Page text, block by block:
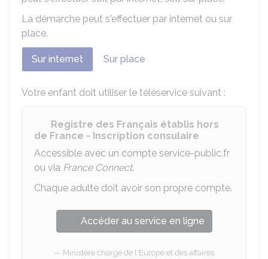
La démarche peut s'effectuer par internet ou sur
place.
Sur internet Sur place
Votre enfant doit utiliser le téléservice suivant :
Registre des Français établis hors
de France - Inscription consulaire
Accessible avec un compte service-public.fr
ou via France Connect.
Chaque adulte doit avoir son propre compte.
Accéder au service en ligne
Ministère chargé de l'Europe et des affaires